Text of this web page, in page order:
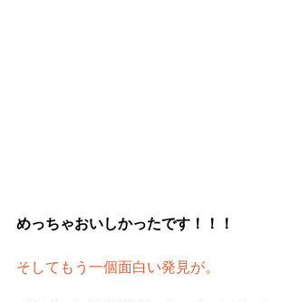
めっちゃおいしかったです！！！
そしてもう一個面白い発見が。